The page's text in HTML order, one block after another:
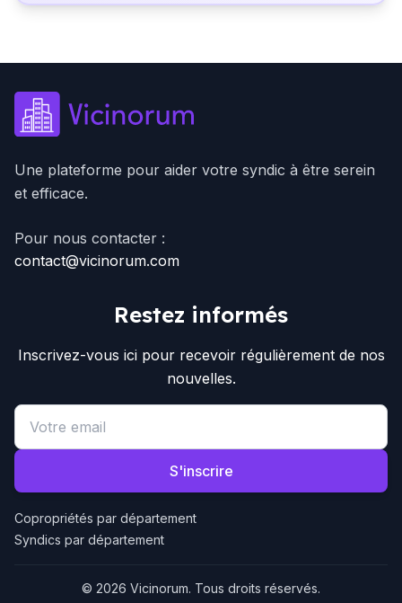
Une plateforme pour aider votre syndic à être serein
et efficace.
Pour nous contacter :
contact@vicinorum.com
Restez informés
Inscrivez-vous ici pour recevoir régulièrement de nos
nouvelles.
Email address
S'inscrire
Copropriétés par département
Syndics par département
© 2026 Vicinorum. Tous droits réservés.